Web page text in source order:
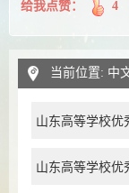
给我点赞： 4
当前位置: 中
山东高等学校优
山东高等学校优